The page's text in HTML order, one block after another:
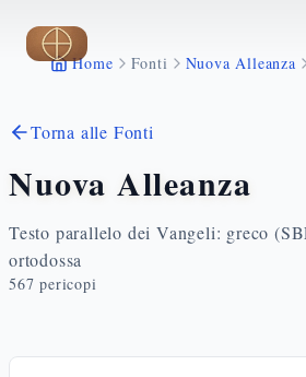
Vai al contenuto principale
Home Fonti Nuova Alleanza
Torna alle Fonti
Nuova Alleanza
Testo parallelo dei Vangeli: greco
ortodossa
567 pericopi